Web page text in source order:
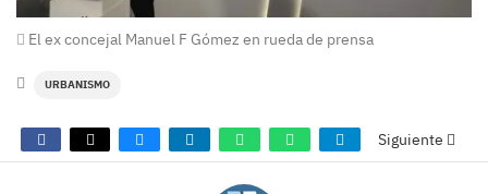
El ex concejal Manuel F Gómez en rueda de prensa
URBANISMO
Siguiente